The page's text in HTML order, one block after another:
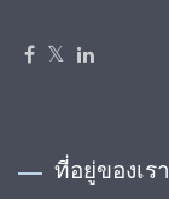
ที่อยู่ของเรา